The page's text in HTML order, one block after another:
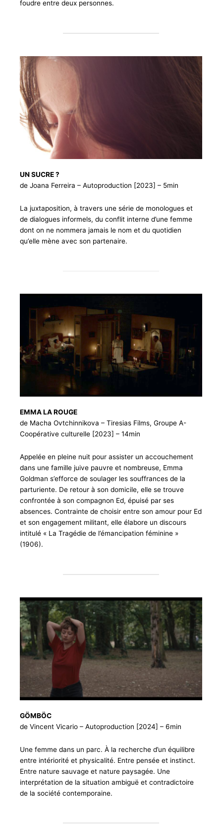
foudre entre deux personnes.
UN SUCRE ?
de Joana Ferreira – Autoproduction [2023] – 5min
La juxtaposition, à travers une série de monologues et
de dialogues informels, du conflit interne d’une femme
dont on ne nommera jamais le nom et du quotidien
qu’elle mène avec son partenaire.
EMMA LA ROUGE
de Macha Ovtchinnikova – Tiresias Films, Groupe A-
Coopérative culturelle [2023] – 14min
Appelée en pleine nuit pour assister un accouchement
dans une famille juive pauvre et nombreuse, Emma
Goldman s’efforce de soulager les souffrances de la
parturiente. De retour à son domicile, elle se trouve
confrontée à son compagnon Ed, épuisé par ses
absences. Contrainte de choisir entre son amour pour Ed
et son engagement militant, elle élabore un discours
intitulé « La Tragédie de l’émancipation féminine »
(1906).
GÖMBÖC
de Vincent Vicario – Autoproduction [2024] – 6min
Une femme dans un parc. À la recherche d’un équilibre
entre intériorité et physicalité. Entre pensée et instinct.
Entre nature sauvage et nature paysagée. Une
interprétation de la situation ambiguë et contradictoire
de la société contemporaine.